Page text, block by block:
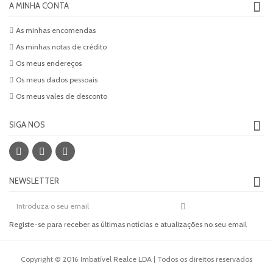
A MINHA CONTA
As minhas encomendas
As minhas notas de crédito
Os meus endereços
Os meus dados pessoais
Os meus vales de desconto
SIGA NOS
NEWSLETTER
Registe-se para receber as últimas notícias e atualizações no seu email
Copyright © 2016 Imbatível Realce LDA | Todos os direitos reservados